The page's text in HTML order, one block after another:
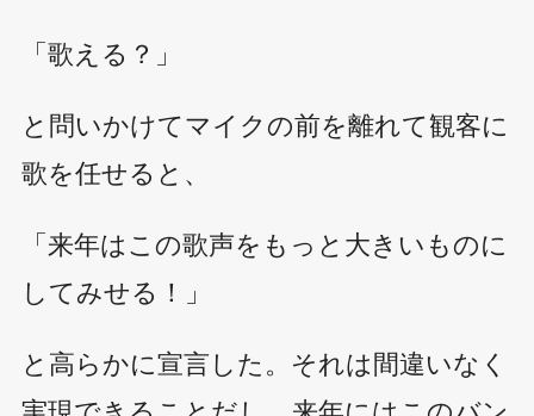
「歌える？」
と問いかけてマイクの前を離れて観客に
歌を任せると、
「来年はこの歌声をもっと大きいものに
してみせる！」
と高らかに宣言した。それは間違いなく
実現できることだし、来年にはこのバン